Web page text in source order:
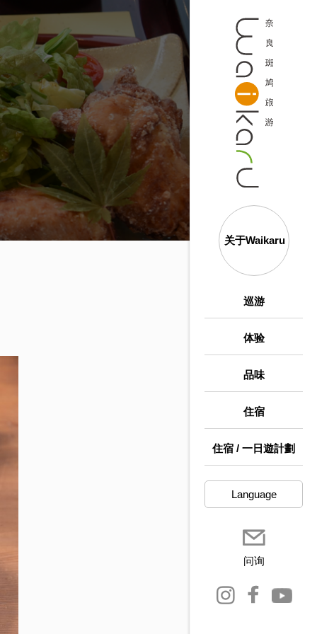
关于Waikaru
巡游
体验
品味
住宿
住宿 / 一日遊計劃
Language
问询